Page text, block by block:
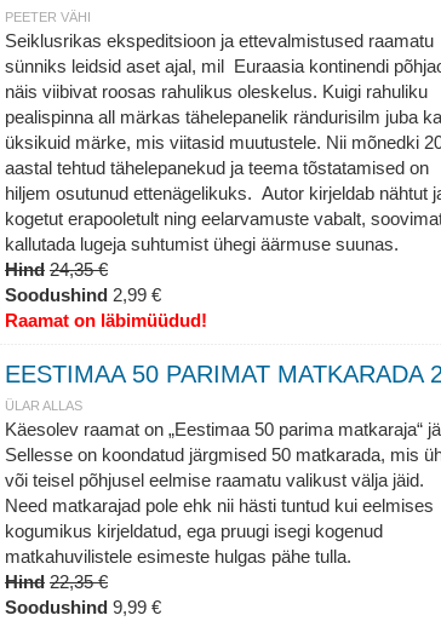
PEETER VÄHI
Seiklusrikas ekspeditsioon ja ettevalmistused raamatu
sünniks leidsid aset ajal, mil Euraasia kontinendi
näis viibivat roosas rahulikus oleskelus. Kuigi rahuliku
pealispinna all märkas tähelepanelik rändurisilm juba ka
üksikuid märke, mis viitasid muutustele. Nii mõnedki
aastal tehtud tähelepanekud ja teema tõstatamised on
hiljem osutunud ettenägelikuks. Autor kirjeldab nähtut
kogetut erapooletult ning eelarvamuste vabalt,
kallutada lugeja suhtumist ühegi äärmuse suunas.
Hind 24,35 €
Soodushind 2,99 €
Raamat on läbimüüdud!
EESTIMAA 50 PARIMAT MATKARADA 2
ÜLAR ALLAS
Käesolev raamat on „Eestimaa 50 parima matkaraja“
Sellesse on koondatud järgmised 50 matkarada, mis
või teisel põhjusel eelmise raamatu valikust välja jäid.
Need matkarajad pole ehk nii hästi tuntud kui eelmises
kogumikus kirjeldatud, ega pruugi isegi kogenud
matkahuvilistele esimeste hulgas pähe tulla.
Hind 22,35 €
Soodushind 9,99 €